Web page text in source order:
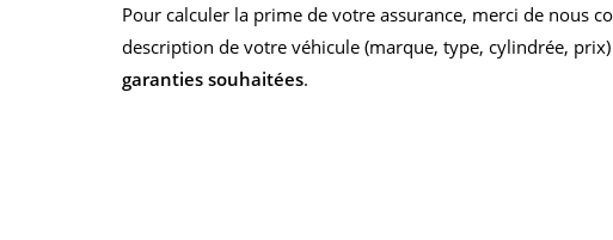
Pour calculer la prime de votre assurance, merci de nous
description de votre véhicule (marque, type, cylindrée,
garanties souhaitées.